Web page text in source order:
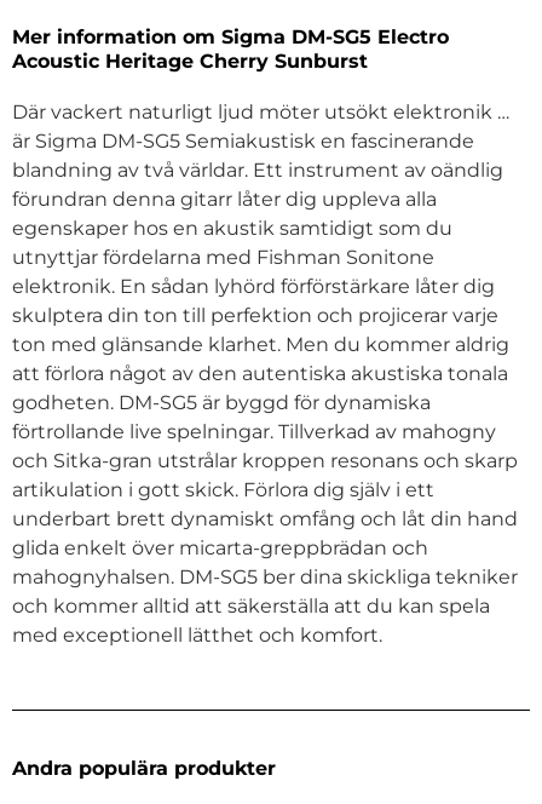
Mer information om Sigma DM-SG5 Electro
Acoustic Heritage Cherry Sunburst
Där vackert naturligt ljud möter utsökt elektronik …
är Sigma DM-SG5 Semiakustisk en fascinerande
blandning av två världar. Ett instrument av oändlig
förundran denna gitarr låter dig uppleva alla
egenskaper hos en akustik samtidigt som du
utnyttjar fördelarna med Fishman Sonitone
elektronik. En sådan lyhörd förförstärkare låter dig
skulptera din ton till perfektion och projicerar varje
ton med glänsande klarhet. Men du kommer aldrig
att förlora något av den autentiska akustiska tonala
godheten. DM-SG5 är byggd för dynamiska
förtrollande live spelningar. Tillverkad av mahogny
och Sitka-gran utstrålar kroppen resonans och skarp
artikulation i gott skick. Förlora dig själv i ett
underbart brett dynamiskt omfång och låt din hand
glida enkelt över micarta-greppbrädan och
mahognyhalsen. DM-SG5 ber dina skickliga tekniker
och kommer alltid att säkerställa att du kan spela
med exceptionell lätthet och komfort.
Andra populära produkter